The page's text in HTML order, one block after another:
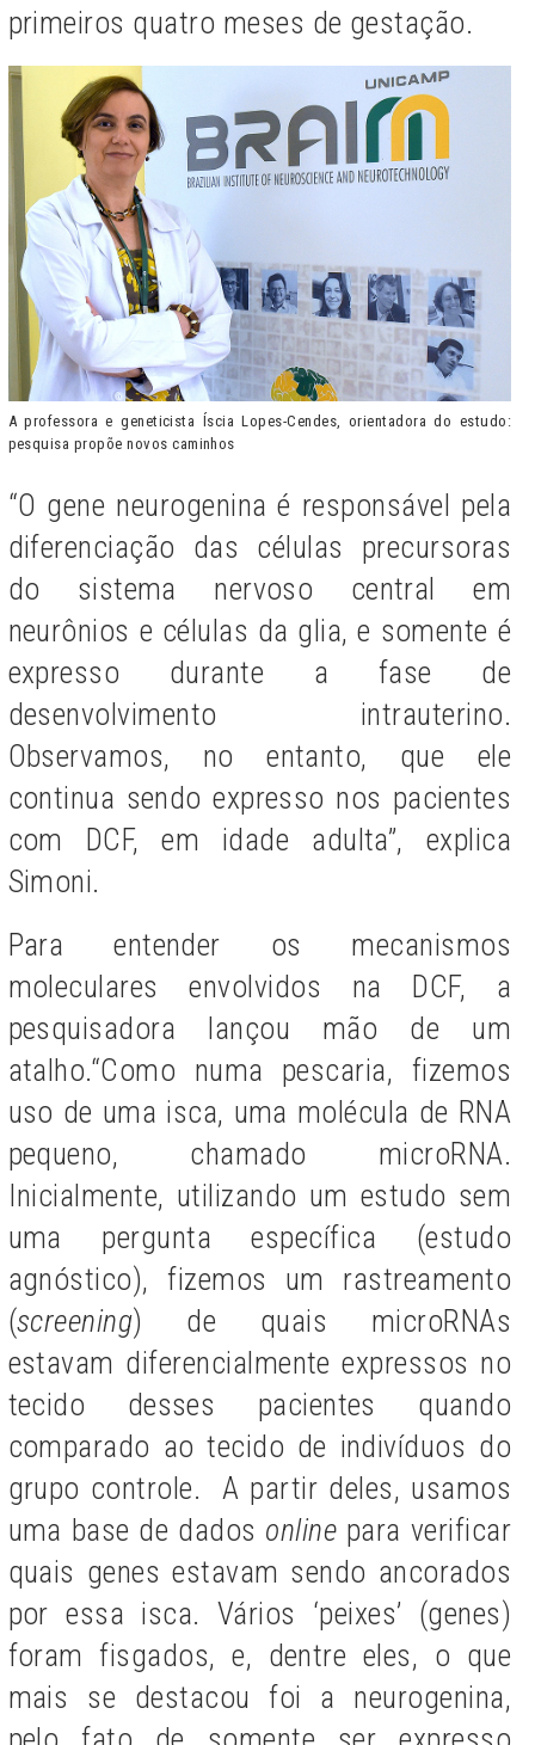
primeiros quatro meses de gestação.
A professora e geneticista Íscia Lopes-Cendes, orientadora do estudo:
pesquisa propõe novos caminhos
“O gene neurogenina é responsável pela
diferenciação das células precursoras
do sistema nervoso central em
neurônios e células da glia, e somente é
expresso durante a fase de
desenvolvimento intrauterino.
Observamos, no entanto, que ele
continua sendo expresso nos pacientes
com DCF, em idade adulta”, explica
Simoni.
Para entender os mecanismos
moleculares envolvidos na DCF, a
pesquisadora lançou mão de um
atalho.“Como numa pescaria, fizemos
uso de uma isca, uma molécula de RNA
pequeno, chamado microRNA.
Inicialmente, utilizando um estudo sem
uma pergunta específica (estudo
agnóstico), fizemos um rastreamento
(screening) de quais microRNAs
estavam diferencialmente expressos no
tecido desses pacientes quando
comparado ao tecido de indivíduos do
grupo controle. A partir deles, usamos
uma base de dados online para verificar
quais genes estavam sendo ancorados
por essa isca. Vários ‘peixes’ (genes)
foram fisgados, e, dentre eles, o que
mais se destacou foi a neurogenina,